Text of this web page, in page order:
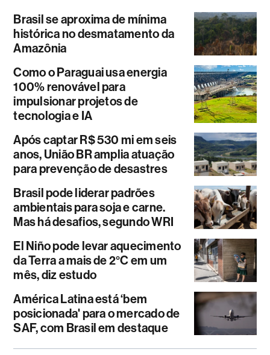
Brasil se aproxima de mínima
histórica no desmatamento da
Amazônia
Como o Paraguai usa energia
100% renovável para
impulsionar projetos de
tecnologia e IA
Após captar R$ 530 mi em seis
anos, União BR amplia atuação
para prevenção de desastres
Brasil pode liderar padrões
ambientais para soja e carne.
Mas há desafios, segundo WRI
El Niño pode levar aquecimento
da Terra a mais de 2°C em um
mês, diz estudo
América Latina está ‘bem
posicionada' para o mercado de
SAF, com Brasil em destaque